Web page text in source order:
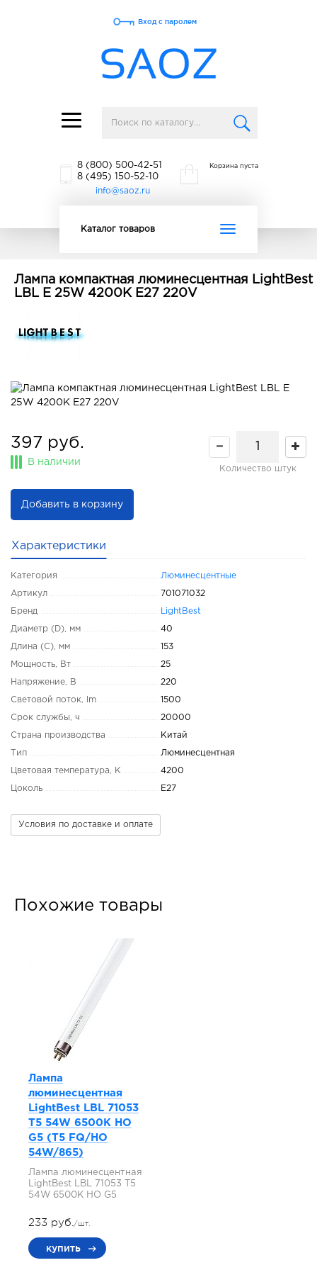
Toggle
navigation
Вход с паролем
8 (800) 500-42-51
8 (495) 150-52-10
info@saoz.ru
Корзина пуста
Toggle
Каталог товаров
Лампа компактная люминесцентная LightBest
LBL E 25W 4200K E27 220V
397 руб.
В наличии
Количество штук
Добавить в корзину
Характеристики
Категория Люминесцентные
Артикул 701071032
Бренд LightBest
Диаметр (D), мм 40
Длина (C), мм 153
Мощность, Вт 25
Напряжение, В 220
Световой поток, lm 1500
Срок службы, ч 20000
Страна производства Китай
Тип Люминесцентная
Цветовая температура, K 4200
Цоколь E27
Условия по доставке и оплате
Похожие товары
Лампа
люминесцентная
LightBest LBL 71053
T5 54W 6500K HO
G5 (T5 FQ/HO
54W/865)
Лампа люминесцентная
LightBest LBL 71053 T5
54W 6500K HO G5
233 руб./шт.
купить